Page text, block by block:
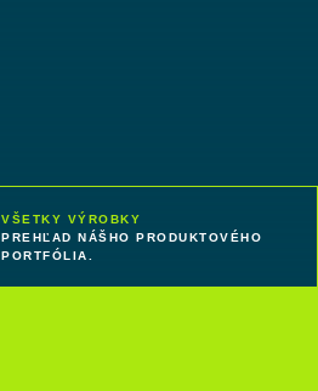
VŠETKY VÝROBKY
PREHĽAD NÁŠHO PRODUKTOVÉHO
PORTFÓLIA.